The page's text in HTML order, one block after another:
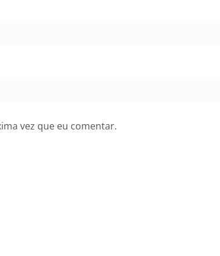
vez que eu comentar.